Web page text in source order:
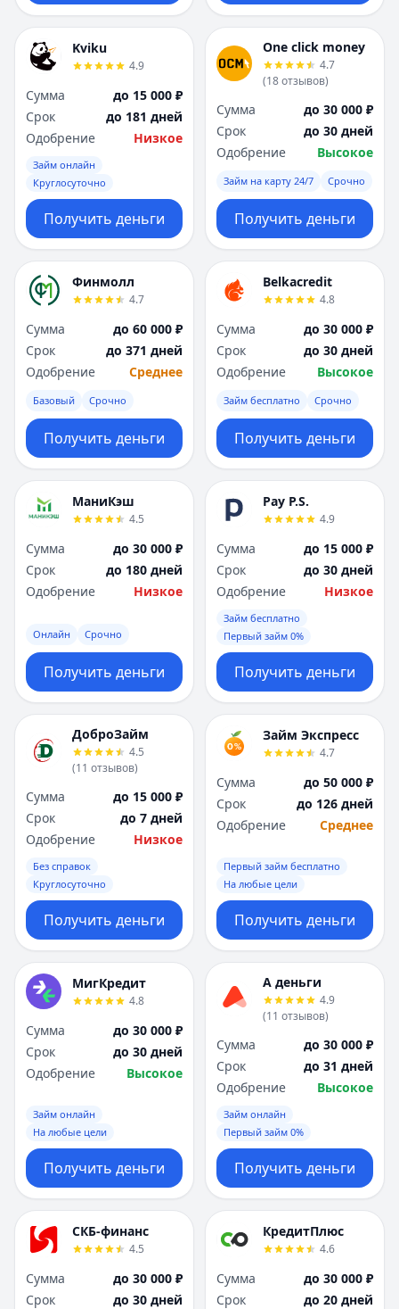
Kviku
4.9
Сумма
до 15 000 ₽
Срок
до 181 дней
Одобрение
Низкое
Займ онлайн
Круглосуточно
Получить деньги
One click money
4.7
(18отзывов)
Сумма
до 30 000 ₽
Срок
до 30 дней
Одобрение
Высокое
Займ на карту 24/7 Срочно
Получить деньги
Финмолл
4.7
Сумма
до 60 000 ₽
Срок
до 371 дней
Одобрение
Среднее
Базовый Срочно
Получить деньги
Belkacredit
4.8
Сумма
до 30 000 ₽
Срок
до 30 дней
Одобрение
Высокое
Займ бесплатно Срочно
Получить деньги
МаниКэш
4.5
Сумма
до 30 000 ₽
Срок
до 180 дней
Одобрение
Низкое
Онлайн Срочно
Получить деньги
Pay P.S.
4.9
Сумма
до 15 000 ₽
Срок
до 30 дней
Одобрение
Низкое
Займ бесплатно
Первый займ 0%
Получить деньги
ДоброЗайм
4.5
(11 отзывов)
Сумма
до 15 000 ₽
Срок
до 7 дней
Одобрение
Низкое
Без справок
Круглосуточно
Получить деньги
Займ Экспресс
4.7
Сумма
до 50 000 ₽
Срок
до 126 дней
Одобрение
Среднее
Первый займ бесплатно
На любые цели
Получить деньги
МигКредит
4.8
Сумма
до 30 000 ₽
Срок
до 30 дней
Одобрение
Высокое
Займ онлайн
На любые цели
Получить деньги
А деньги
4.9
(11 отзывов)
Сумма
до 30 000 ₽
Срок
до 31 дней
Одобрение
Высокое
Займ онлайн
Первый займ 0%
Получить деньги
СКБ-финанс
4.5
Сумма
до 30 000 ₽
Срок
до 30 дней
КредитПлюс
4.6
Сумма
до 30 000 ₽
Срок
до 20 дней